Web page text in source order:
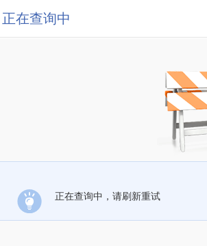
正在查询中
正在查询中，请刷新重试